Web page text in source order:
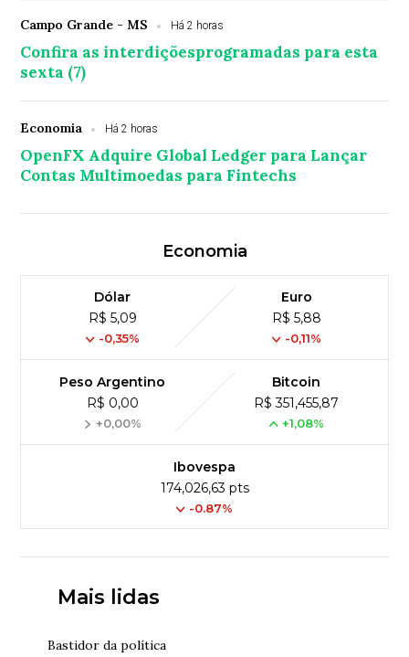
Campo Grande - MS Há 2 horas
Confira as interdiçõesprogramadas para esta
sexta (7)
Economia Há 2 horas
OpenFX Adquire Global Ledger para Lançar
Contas Multimoedas para Fintechs
Economia
Dólar
R$ 5,09
-0,35%
Euro
R$ 5,88
-0,11%
Peso Argentino
R$ 0,00
+0,00%
Bitcoin
R$ 351,455,87
+1,08%
Ibovespa
174,026,63 pts
-0.87%
Mais lidas
Bastidor da política